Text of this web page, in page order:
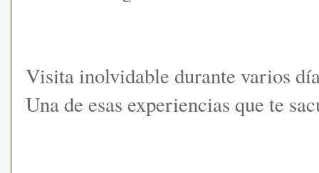
Visita inolvidable durante varios
Una de esas experiencias que te